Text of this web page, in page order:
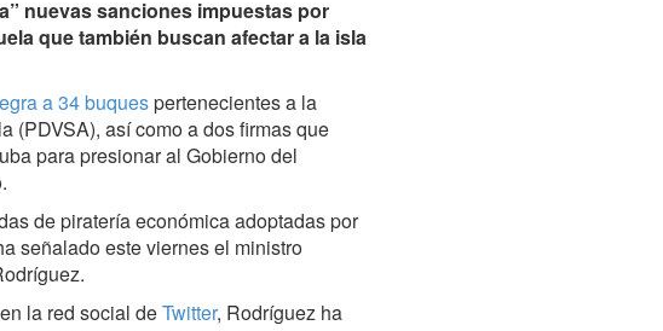
nuevas sanciones impuestas por
que también buscan afectar a la isla
a 34 buquespertenecientes a la
(PDVSA), así como a dos firmas que
para presionar al Gobierno del
de piratería económica adoptadas por
señalado este viernes el ministro
la red social deTwitter, Rodríguez ha